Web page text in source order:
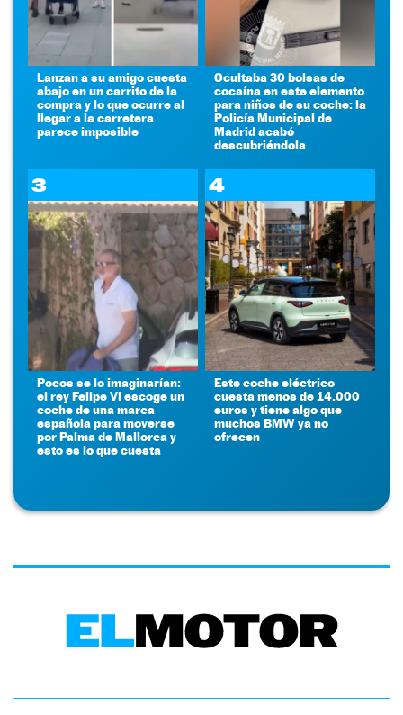
Lanzan a su amigo cuesta
abajo en un carrito de la
compra y lo que ocurre al
llegar a la carretera
parece imposible
Ocultaba 30 bolsas de
cocaína en este elemento
para niños de su coche: la
Policía Municipal de
Madrid acabó
descubriéndola
3
Pocos se lo imaginarían:
el rey Felipe VI escoge un
coche de una marca
española para moverse
por Palma de Mallorca y
esto es lo que cuesta
4
Este coche eléctrico
cuesta menos de 14.000
euros y tiene algo que
muchos BMW ya no
ofrecen